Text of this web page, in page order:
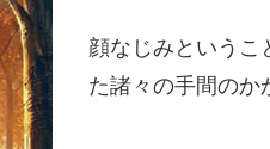
顔なじみというこ
た諸々の手間のか